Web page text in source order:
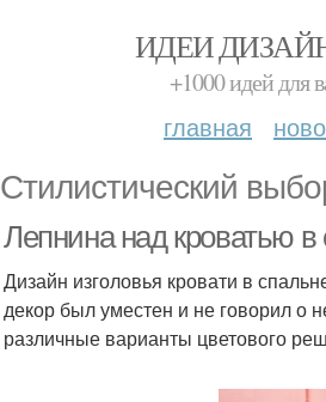
ИДЕИ
+1000 идей для
главная
Стилистический
Лепнина над кроватью
Дизайн изголовья кровати в
декор был уместен и не говорил о
различные варианты цветового